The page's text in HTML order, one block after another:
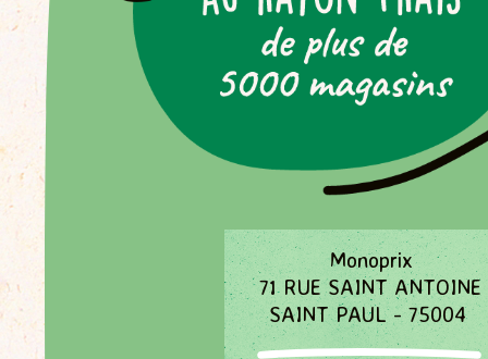
Monoprix
71 RUE SAINT ANTOINE
SAINT PAUL - 75004